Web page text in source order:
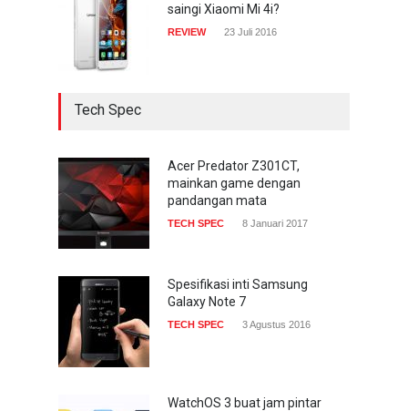
saingi Xiaomi Mi 4i?
REVIEW 23 Juli 2016
Tech Spec
Acer Predator Z301CT,
mainkan game dengan
pandangan mata
TECH SPEC 8 Januari 2017
Spesifikasi inti Samsung
Galaxy Note 7
TECH SPEC 3 Agustus 2016
WatchOS 3 buat jam pintar